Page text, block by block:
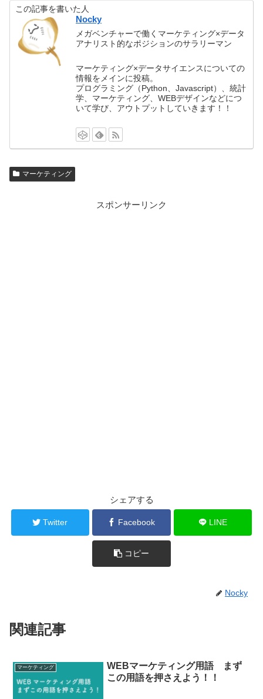
この記事を書いた人
Nocky
メガベンチャーで働くマーケティング×データ
アナリスト的なポジションのサラリーマン
マーケティング×データサイエンスについての
情報をメインに投稿。
プログラミング（Python、Javascript）、統計
学、マーケティング、WEBデザインなどにつ
いて学び、アウトプットしていきます！！
マーケティング
スポンサーリンク
シェアする
Twitter Facebook LINE
コピー
Nocky
関連記事
マーケティング
WEBマーケティング用語 まず
この用語を押さえよう！！